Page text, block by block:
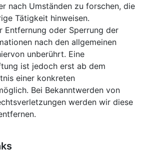
nach Umständen zu forschen, die
Tätigkeit hinweisen.
Entfernung oder Sperrung der
nach den allgemeinen
unberührt. Eine
ist jedoch erst ab dem
einer konkreten
Bei Bekanntwerden von
werden wir diese